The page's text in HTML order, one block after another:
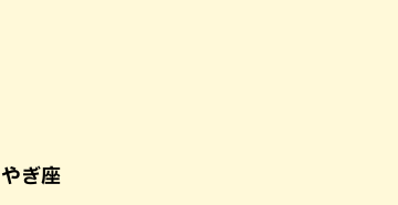
やぎ座